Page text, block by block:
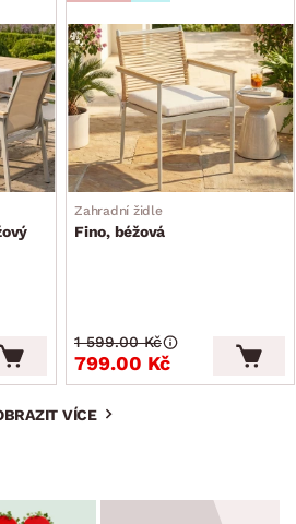
Zahradní židle
Fino, béžová
799.00 Kč
1 599.00 Kč
VÍCE